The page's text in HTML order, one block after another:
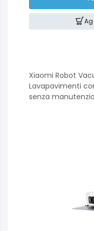
Xiaomi Robot
Lavapavimenti
senza